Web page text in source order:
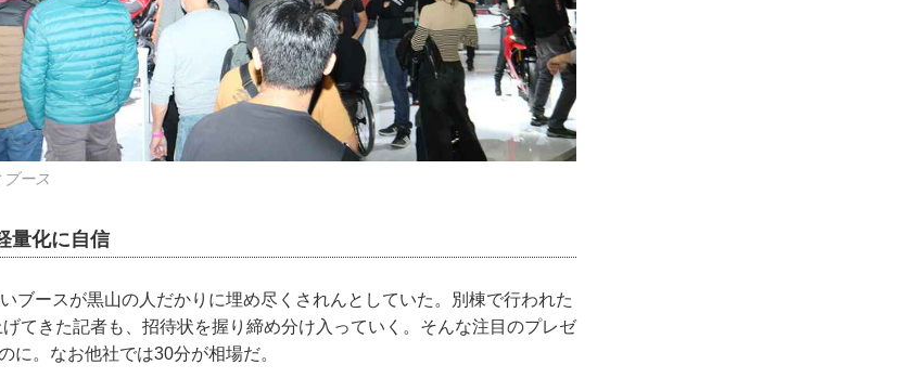
ース
量化に自信
ブースが黒山の人だかりに埋め尽くされんとしていた。別棟で行われた
てきた記者も、招待状を握り締め分け入っていく。そんな注目のプレゼ
に。なお他社では30分が相場だ。